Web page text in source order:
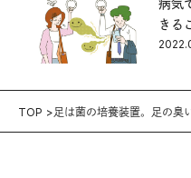
病気
きる
TOP 足は菌の培養装置。足の臭